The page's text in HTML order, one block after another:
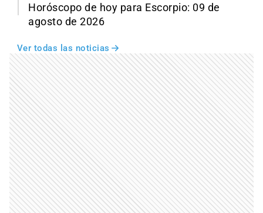
Horóscopo de hoy para Escorpio: 09 de
agosto de 2026
Ver todas las noticias